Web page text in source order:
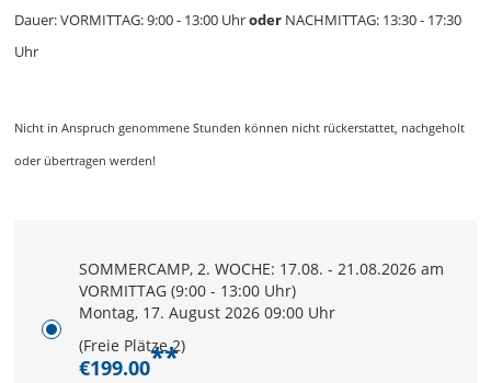
Dauer: VORMITTAG: 9:00 - 13:00 Uhroder NACHMITTAG: 13:30 - 17:30
Uhr
Nicht in Anspruch genommene Stunden können nicht rückerstattet, nachgeholt
oder übertragen werden!
SOMMERCAMP, 2. WOCHE: 17.08. - 21.08.2026 am
VORMITTAG (9:00 - 13:00 Uhr)
Montag, 17. August 2026 09:00 Uhr
(Freie Plätze 2)
€199.00**